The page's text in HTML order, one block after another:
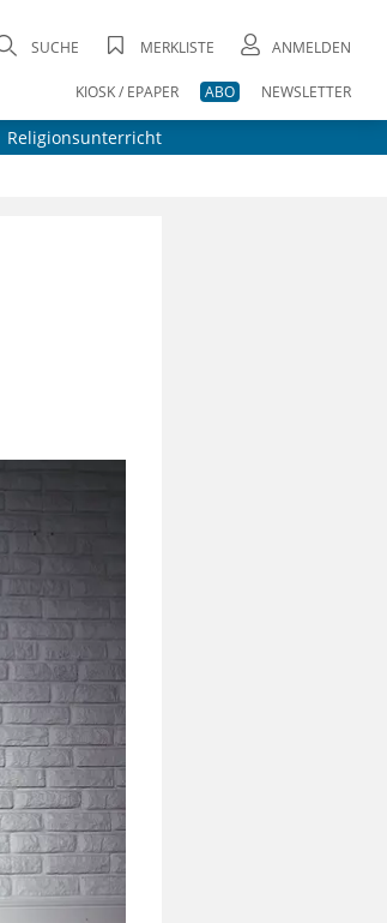
SUCHE MERKLISTE ANMELDEN
KIOSK / EPAPER ABO NEWSLETTER
Religionsunterricht